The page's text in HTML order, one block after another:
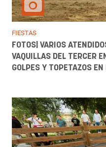
FIESTAS
FOTOS| VARIOS
VAQUILLAS DEL TERCER
GOLPES Y TOPETAZOS